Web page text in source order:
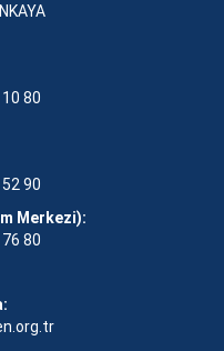
80
90
Merkezi):
80